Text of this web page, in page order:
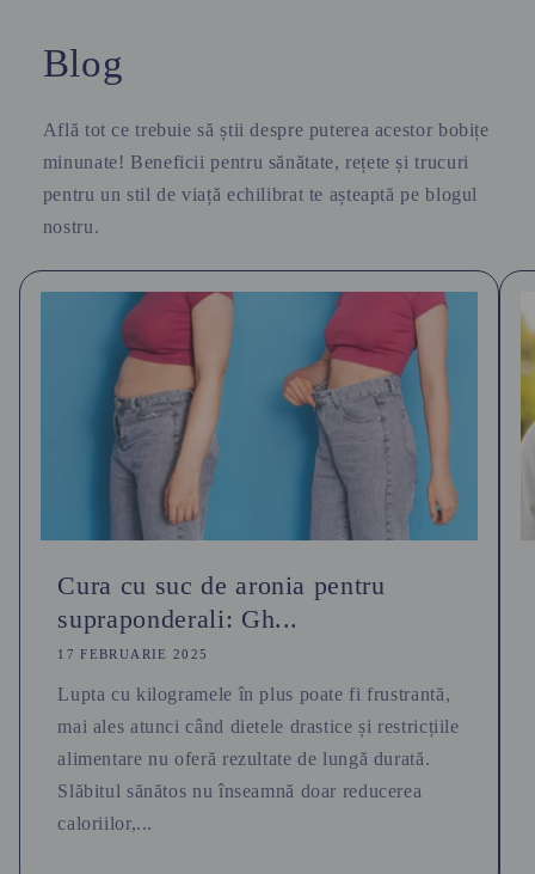
Blog
Află tot ce trebuie să știi despre puterea acestor bobițe
minunate! Beneficii pentru sănătate, rețete și trucuri
pentru un stil de viață echilibrat te așteaptă pe blogul
nostru.
Cura cu suc de aronia pentru
supraponderali: Gh...
17 FEBRUARIE 2025
Lupta cu kilogramele în plus poate fi frustrantă,
mai ales atunci când dietele drastice și restricțiile
alimentare nu oferă rezultate de lungă durată.
Slăbitul sănătos nu înseamnă doar reducerea
caloriilor,...